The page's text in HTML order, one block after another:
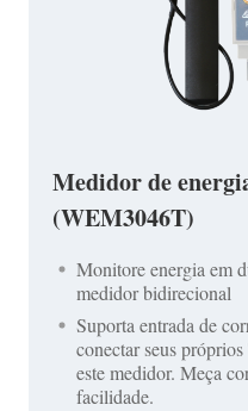
Medidor de
(WEM3046T)
Monitore energia em
medidor bidirecional
Suporta entrada de
conectar seus
este medidor. Meça
facilidade.